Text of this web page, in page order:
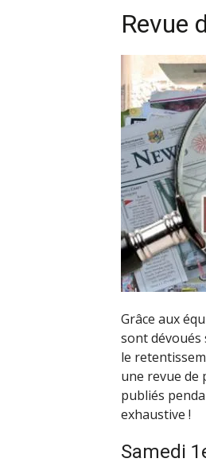
Revue
Grâce aux
sont dévoués
le
une revue de
publiés
exhaustive !
Samedi